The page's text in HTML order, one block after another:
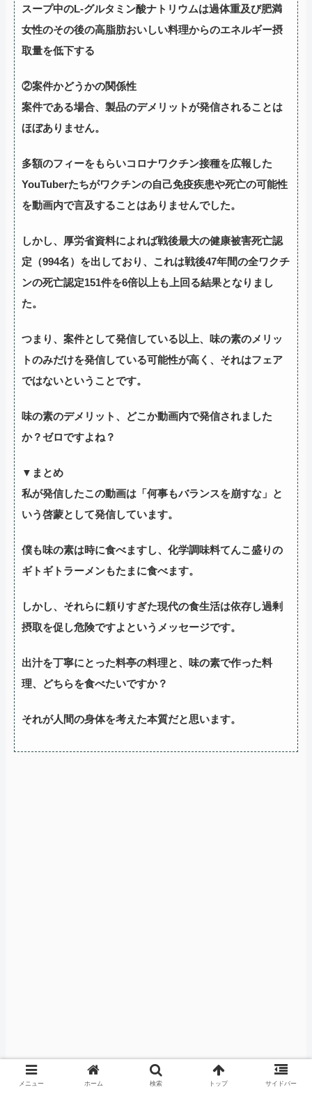
スープ中のL-グルタミン酸ナトリウムは過体重及び肥満
女性のその後の高脂肪おいしい料理からのエネルギー摂
取量を低下する
②案件かどうかの関係性
案件である場合、製品のデメリットが発信されることは
ほぼありません。
多額のフィーをもらいコロナワクチン接種を広報した
YouTuberたちがワクチンの自己免疫疾患や死亡の可能性
を動画内で言及することはありませんでした。
しかし、厚労省資料によれば戦後最大の健康被害死亡認
定（994名）を出しており、これは戦後47年間の全ワクチ
ンの死亡認定151件を6倍以上も上回る結果となりまし
た。
つまり、案件として発信している以上、味の素のメリッ
トのみだけを発信している可能性が高く、それはフェア
ではないということです。
味の素のデメリット、どこか動画内で発信されました
か？ゼロですよね？
▼まとめ
私が発信したこの動画は「何事もバランスを崩すな」と
いう啓蒙として発信しています。
僕も味の素は時に食べますし、化学調味料てんこ盛りの
ギトギトラーメンもたまに食べます。
しかし、それらに頼りすぎた現代の食生活は依存し過剰
摂取を促し危険ですよというメッセージです。
出汁を丁寧にとった料亭の料理と、味の素で作った料
理、どちらを食べたいですか？
それが人間の身体を考えた本質だと思います。
メニュー ホーム 検索 トップ サイドバー